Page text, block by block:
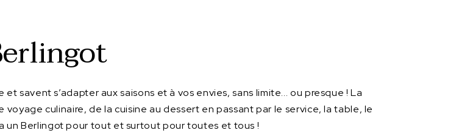
savent s’adapter aux saisons et à vos envies, sans limite... ou presque ! La
culinaire, de la cuisine au dessert en passant par le service, la table, le
un Berlingot pour tout et surtout pour toutes et tous !